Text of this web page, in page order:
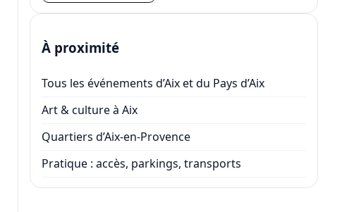
À proximité
Tous les événements d’Aix et du Pays d’Aix
Art & culture à Aix
Quartiers d’Aix-en-Provence
Pratique : accès, parkings, transports